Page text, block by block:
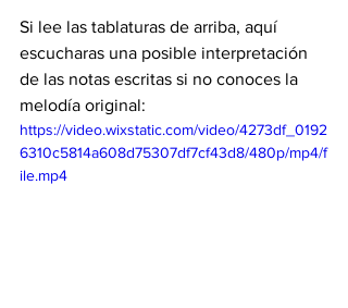
Si lee las tablaturas de arriba, aquí
escucharas una posible interpretación
de las notas escritas si no conoces la
melodía original:
https://video.wixstatic.com/video/4273df_0192
6310c5814a608d75307df7cf43d8/480p/mp4/f
ile.mp4